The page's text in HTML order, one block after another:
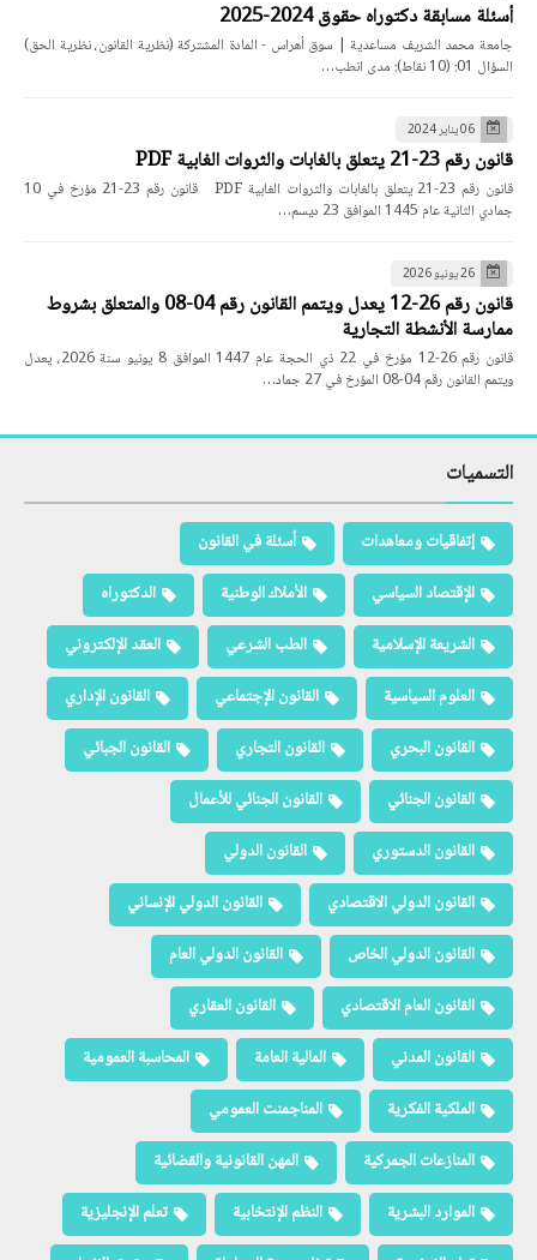
أسئلة مسابقة دكتوراه حقوق 2024-2025
جامعة محمد الشريف مساعدية | سوق أهراس - المادة المشتركة (نظرية القانون، نظرية الحق)
السؤال 01: (10 نقاط): مدى انطب…
06 يناير 2024
قانون رقم 23-21 يتعلق بالغابات والثروات الغابية PDF
قانون رقم 23-21 يتعلق بالغابات والثروات الغابية PDF قانون رقم 23-21 مؤرخ في 10
جمادي الثانية عام 1445 الموافق 23 ديسم…
26 يونيو 2026
قانون رقم 26-12 يعدل ويتمم القانون رقم 04-08 والمتعلق بشروط
ممارسة الأنشطة التجارية
قانون رقم 26-12 مؤرخ في 22 ذي الحجة عام 1447 الموافق 8 يونيو سنة 2026، يعدل
ويتمم القانون رقم 04-08 المؤرخ في 27 جماد…
التسميات
إتفاقيات ومعاهدات
أسئلة في القانون
الإقتصاد السياسي
الأملاك الوطنية
الدكتوراه
الشريعة الإسلامية
الطب الشرعي
العقد الإلكتروني
العلوم السياسية
القانون الإجتماعي
القانون الإداري
القانون البحري
القانون التجاري
القانون الجبائي
القانون الجنائي
القانون الجنائي للأعمال
القانون الدستوري
القانون الدولي
القانون الدولي الاقتصادي
القانون الدولي الإنساني
القانون الدولي الخاص
القانون الدولي العام
القانون العام الاقتصادي
القانون العقاري
القانون المدني
المالية العامة
المحاسبة العمومية
الملكية الفكرية
المناجمنت العمومي
المنازعات الجمركية
المهن القانونية والقضائية
الموارد البشرية
النظم الإنتخابية
تعلم الإنجليزية